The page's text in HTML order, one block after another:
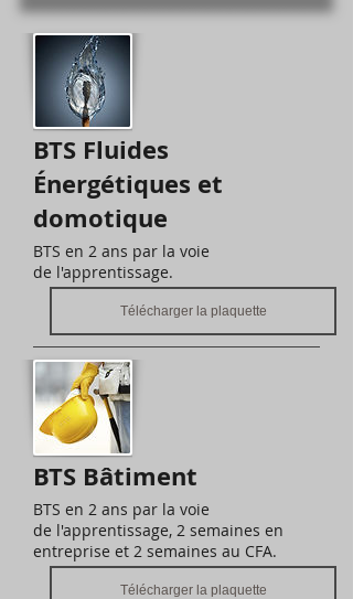
BTS Fluides
Énergétiques et
domotique
BTS en 2 ans par la voie
de l'apprentissage.
Télécharger la plaquette
BTS Bâtiment
BTS en 2 ans par la voie
de l'apprentissage, 2 semaines en
entreprise et 2 semaines au CFA.
Télécharger la plaquette